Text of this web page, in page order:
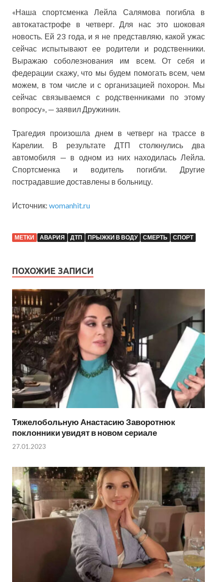
«Наша спортсменка Лейла Салямова погибла в
автокатастрофе в четверг. Для нас это шоковая
новость. Ей 23 года, и я не представляю, какой ужас
сейчас испытывают ее родители и родственники.
Выражаю соболезнования им всем. От себя и
федерации скажу, что мы будем помогать всем, чем
можем, в том числе и с организацией похорон. Мы
сейчас связываемся с родственниками по этому
вопросу», — заявил Дружинин.
Трагедия произошла днем в четверг на трассе в
Карелии. В результате ДТП столкнулись два
автомобиля — в одном из них находилась Лейла.
Спортсменка и водитель погибли. Другие
пострадавшие доставлены в больницу.
Источник: womanhit.ru
МЕТКИ АВАРИЯ ДТП ПРЫЖКИ В ВОДУ СМЕРТЬ СПОРТ
ПОХОЖИЕ ЗАПИСИ
Тяжелобольную Анастасию Заворотнюк
поклонники увидят в новом сериале
27.01.2023